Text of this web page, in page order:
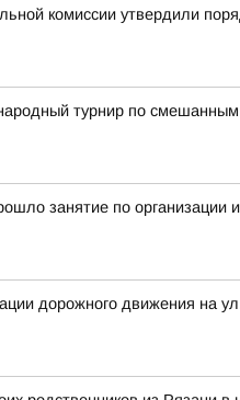
комиссии утвердили
турнир по
занятие по организации
дорожного движения на